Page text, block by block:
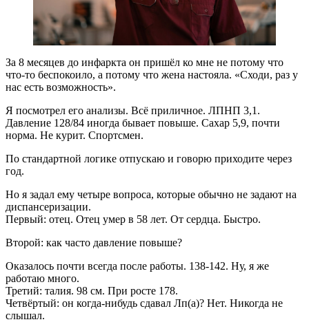
За 8 месяцев до инфаркта он пришёл ко мне не потому что
что-то беспокоило, а потому что жена настояла. «Сходи, раз у
нас есть возможность».
Я посмотрел его анализы. Всё приличное. ЛПНП 3,1.
Давление 128/84 иногда бывает повыше. Сахар 5,9, почти
норма. Не курит. Спортсмен.
По стандартной логике отпускаю и говорю приходите через
год.
Но я задал ему четыре вопроса, которые обычно не задают на
диспансеризации.
Первый: отец. Отец умер в 58 лет. От сердца. Быстро.
Второй: как часто давление повыше?
Оказалось почти всегда после работы. 138-142. Ну, я же
работаю много.
Третий: талия. 98 см. При росте 178.
Четвёртый: он когда-нибудь сдавал Лп(а)? Нет. Никогда не
слышал.